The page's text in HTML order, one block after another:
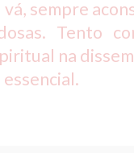
sempre
Tento
na
essencial.